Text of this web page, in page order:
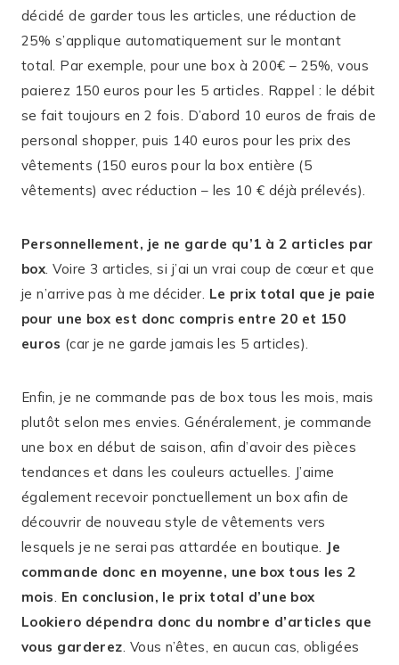
décidé de garder tous les articles, une réduction de
25% s’applique automatiquement sur le montant
total. Par exemple, pour une box à 200€ – 25%, vous
paierez 150 euros pour les 5 articles. Rappel : le débit
se fait toujours en 2 fois. D’abord 10 euros de frais de
personal shopper, puis 140 euros pour les prix des
vêtements (150 euros pour la box entière (5
vêtements) avec réduction – les 10 € déjà prélevés).
Personnellement, je ne garde qu’1 à 2 articles par
box. Voire 3 articles, si j’ai un vrai coup de cœur et que
je n’arrive pas à me décider. Le prix total que je paie
pour une box est donc compris entre 20 et 150
euros (car je ne garde jamais les 5 articles).
Enfin, je ne commande pas de box tous les mois, mais
plutôt selon mes envies. Généralement, je commande
une box en début de saison, afin d’avoir des pièces
tendances et dans les couleurs actuelles. J’aime
également recevoir ponctuellement un box afin de
découvrir de nouveau style de vêtements vers
lesquels je ne serai pas attardée en boutique. Je
commande donc en moyenne, une box tous les 2
mois. En conclusion, le prix total d’une box
Lookiero dépendra donc du nombre d’articles que
vous garderez. Vous n’êtes, en aucun cas, obligées